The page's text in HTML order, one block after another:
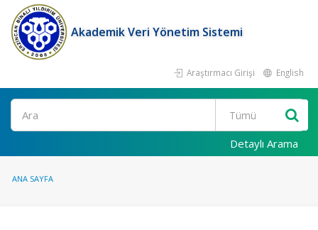
Akademik Veri Yönetim Sistemi
Araştırmacı Girişi English
Ara
Detaylı Arama
ANA SAYFA